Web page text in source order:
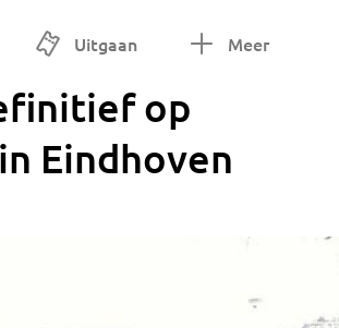
Uitgaan Meer
op
Eindhoven